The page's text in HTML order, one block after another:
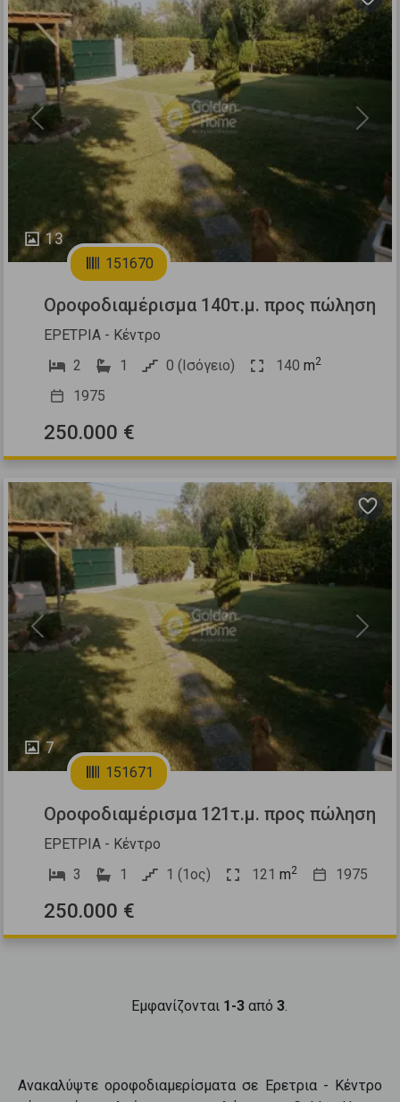
13
Previous Next
151670
Οροφοδιαμέρισμα 140τ.μ. προς πώληση
ΕΡΕΤΡΙΑ - Κέντρο
2
1 0 (Ισόγειο) 140 m2
1975
250.000 €
7
Previous Next
151671
Οροφοδιαμέρισμα 121τ.μ. προς πώληση
ΕΡΕΤΡΙΑ - Κέντρο
3
1 1 (1ος) 121 m2 1975
250.000 €
Εμφανίζονται 1-3από 3.
Ανακαλύψτεοροφοδιαμερίσματα σε Ερετρια - Κέντρο